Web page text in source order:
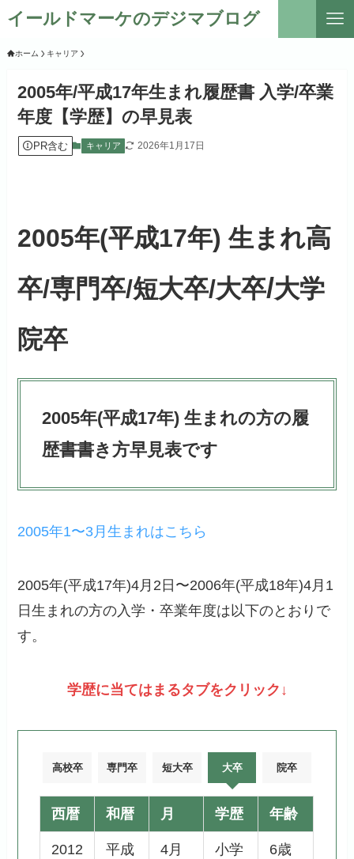
イールドマーケのデジマブログ
ホーム キャリア
2005年/平成17年生まれ履歴書 入学/卒業
年度【学歴】の早見表
PR含む キャリア 2026年1月17日
2005年(平成17年) 生まれ高
卒/専門卒/短大卒/大卒/大学
院卒
2005年(平成17年) 生まれの方の履
歴書書き方早見表です
2005年1〜3月生まれはこちら
2005年(平成17年)4月2日〜2006年(平成18年)4月1
日生まれの方の入学・卒業年度は以下のとおりで
す。
学歴に当てはまるタブをクリック↓
高校卒 専門卒 短大卒 大卒 院卒
西暦 和暦 月 学歴 年齢
2012
平成
4月
小学
6歳